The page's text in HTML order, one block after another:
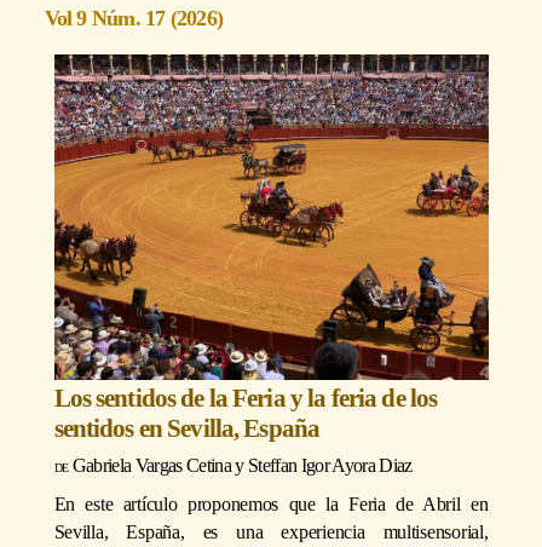
Vol 9 Núm. 17 (2026)
Los sentidos de la Feria y la feria de los
sentidos en Sevilla, España
Gabriela Vargas Cetinay Steffan Igor Ayora Diaz
En este artículo proponemos que la Feria de Abril en
Sevilla, España, es una experiencia multisensorial,